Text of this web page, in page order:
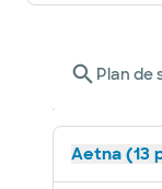
Plan de
Aetna (13